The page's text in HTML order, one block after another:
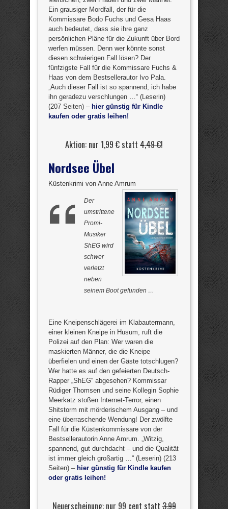
Ein grausiger Mordfall, der für die
Kommissare Bodo Fuchs und Gesa Haas
auch bedeutet, dass sie ihre ganz
persönlichen Pläne für die Zukunft über Bord
werfen müssen. Denn wer könnte sonst
diesen schwierigen Fall lösen? Der
fünfzigste Fall für die Kommissare Fuchs &
Haas von dem Bestsellerautor Ivo Pala.
„Auch dieser Fall ist so spannend, ich habe
ihn geradezu verschlungen …“ (Leserin)
(207 Seiten) – hier günstig für Kindle
kaufen oder gratis leihen!
Aktion: nur 1,99 € statt 4,49 €!
Nordsee Übel
Küstenkrimi von Anne Amrum
Der
umstrittene
Promi-
Musiker
ShEG wird
schwer
verletzt
neben
seinem Boot gefunden …
Eine Kneipenschlägerei im Klabautermann,
einer kleinen Kneipe in Husum, ruft die
Polizei auf den Plan: Wer waren die
maskierten Männer, die die Kneipe
überfielen und einen der Gäste totschlugen?
Wer hatte es auf den gefeierten Deutsch-
Rapper „ShEG“ abgesehen? Kommissar
Rüdiger Thomsen und seine Kollegin Sophie
Meerkatz stoßen Internet-Terror, einen
Shitstorm mit mörderischem Ausgang – und
eine überraschende Wendung! Der zwölfte
Fall für die Küstenkommissare von der
Bestsellerautorin Anne Amrum. „Witzig,
spannend, gut durchdacht – und die Qualität
ist immer gleich großartig …“ (Leserin) (213
Seiten) – hier günstig für Kindle kaufen
oder gratis leihen!
Neuerscheinung: nur 99 cent statt3,99